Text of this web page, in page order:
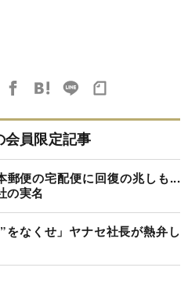
会員限定記事
郵便の宅配便に回復の兆しも...
の実名
をなくせ」ヤナセ社長が熱弁し